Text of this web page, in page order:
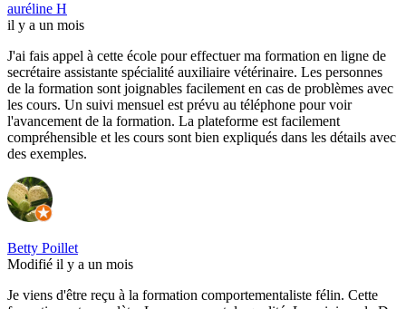
auréline H
il y a un mois
J'ai fais appel à cette école pour effectuer ma formation en ligne de
secrétaire assistante spécialité auxiliaire vétérinaire. Les personnes
de la formation sont joignables facilement en cas de problèmes avec
les cours. Un suivi mensuel est prévu au téléphone pour voir
l'avancement de la formation. La plateforme est facilement
compréhensible et les cours sont bien expliqués dans les détails avec
des exemples.
Betty Poillet
Modifié il y a un mois
Je viens d'être reçu à la formation comportementaliste félin. Cette